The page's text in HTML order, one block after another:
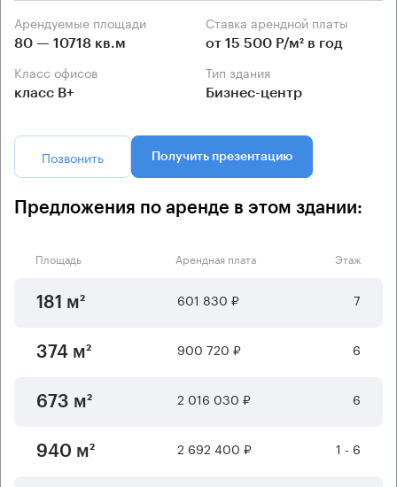
Арендуемые площади
80 — 10718 кв.м
Ставка арендной платы
от 15 500 Р/м² в год
Класс офисов
класс B+
Тип здания
Бизнес-центр
Позвонить Получить презентацию
Предложения по аренде в этом здании:
Площадь Арендная плата Этаж
181 м² 601 830 ₽ 7
374 м² 900 720 ₽ 6
673 м² 2 016 030 ₽ 6
940 м² 2 692 400 ₽ 1 - 6